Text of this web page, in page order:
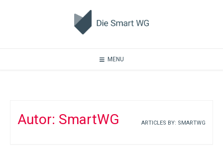
MENU
Autor: SmartWG ARTICLES BY: SMARTWG